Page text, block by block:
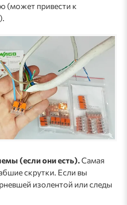
(может привести к
(если они есть).Самая
скрутки. Если вы
изолентой или следы